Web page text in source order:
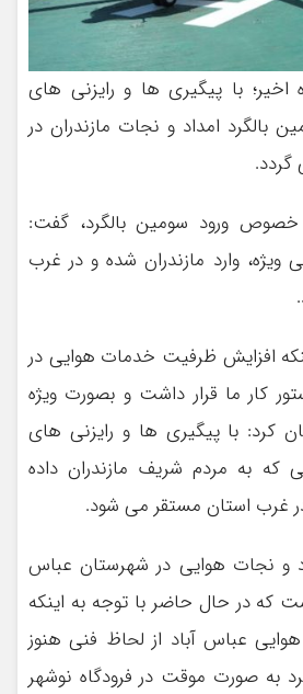
اخیر؛ با پیگیری ها و رایزنی های
بالگرد امداد و نجات مازندران در
خصوص ورود سومین بالگرد، گفت:
ویژه، وارد مازندران شده و در غرب
افزایش ظرفیت خدمات هوایی در
کار ما قرار داشت و بصورت ویژه
کرد: با پیگیری ها و رایزنی های
که به مردم شریف مازندران داده
غرب استان مستقر می شود.
و نجات هوایی در شهرستان عباس
که در حال حاضر با توجه به اینکه
عباس آباد از لحاظ فنی هنوز
به صورت موقت در فرودگاه نوشهر